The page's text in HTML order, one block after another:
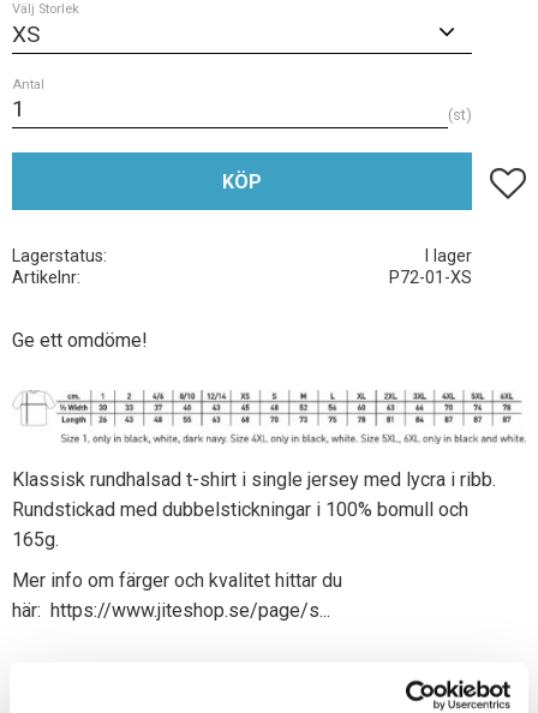
Välj Storlek
Antal
st
KÖP Lägg
Lagerstatus
I lager
Artikelnr
P72-01-XS
Ge ett omdöme!
Klassisk rundhalsad t-shirt i single jersey med lycra i ribb.
Rundstickad med dubbelstickningar i 100% bomull och
165g.
Mer info om färger och kvalitet hittar du
här: https://www.jiteshop.se/page/s...